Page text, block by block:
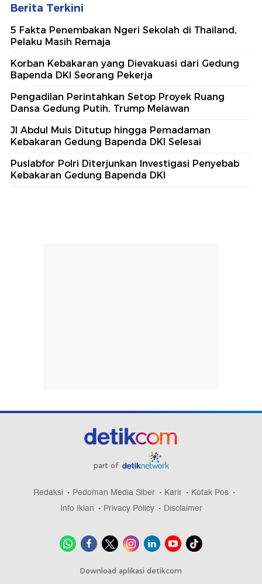
Berita Terkini
5 Fakta Penembakan Ngeri Sekolah di Thailand,
Pelaku Masih Remaja
Korban Kebakaran yang Dievakuasi dari Gedung
Bapenda DKI Seorang Pekerja
Pengadilan Perintahkan Setop Proyek Ruang
Dansa Gedung Putih, Trump Melawan
Jl Abdul Muis Ditutup hingga Pemadaman
Kebakaran Gedung Bapenda DKI Selesai
Puslabfor Polri Diterjunkan Investigasi Penyebab
Kebakaran Gedung Bapenda DKI
part of
Redaksi Pedoman Media Siber Karir
Kotak Pos
Info Iklan
Privacy Policy Disclaimer
Download aplikasi detikcom